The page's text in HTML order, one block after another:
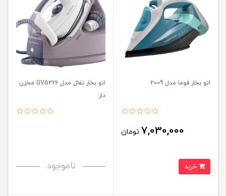
اتو بخار فوما مدل 2009
7,030,000 تومان
اتو بخار تفال مدل GV5266 مخزن
دار
ناموجود